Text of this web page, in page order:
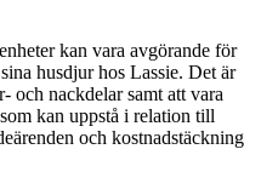
kan vara avgörande för
husdjur hos Lassie. Det är
och nackdelar samt att vara
kan uppstå i relation till
och kostnadstäckning